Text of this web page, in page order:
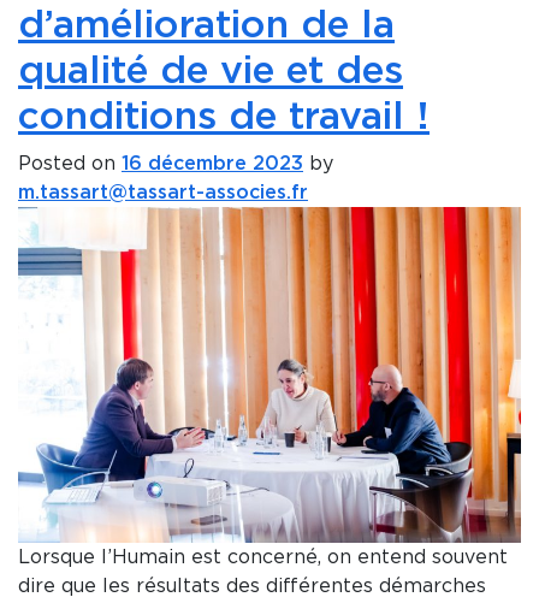
d’amélioration de la
qualité de vie et des
conditions de travail !
Posted on 16 décembre 2023 by
m.tassart@tassart-associes.fr
Lorsque l’Humain est concerné, on entend souvent
dire que les résultats des différentes démarches